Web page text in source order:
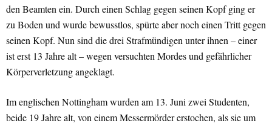
den Beamten ein. Durch einen Schlag gegen seinen Kopf ging er
zu Boden und wurde bewusstlos, spürte aber noch einen Tritt gegen
seinen Kopf. Nun sind die drei Strafmündigen unter ihnen – einer
ist erst 13 Jahre alt – wegen versuchten Mordes und gefährlicher
Körperverletzung angeklagt.
Im englischen Nottingham wurden am 13. Juni zwei Studenten,
beide 19 Jahre alt, von einem Messermörder erstochen, als sie um